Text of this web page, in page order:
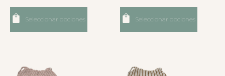
Seleccionar opciones Seleccionar opciones